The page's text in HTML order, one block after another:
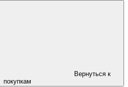
Вернуться к
покупкам